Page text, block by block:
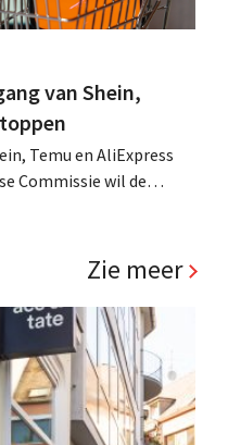
van Shein,
Temu en AliExpress
Commissie wil de
Zie meer